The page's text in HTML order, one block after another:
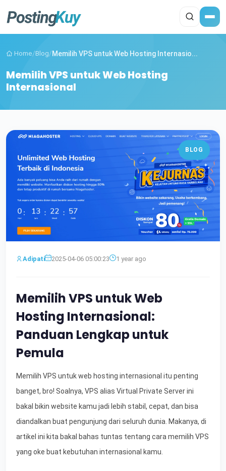
Home/Blog/Memilih VPS untuk Web Hosting Internasio...
Memilih VPS untuk Web Hosting
Internasional
BLOG
Adipati 2025-04-06 05:00:23 1 year ago
Memilih VPS untuk Web
Hosting Internasional:
Panduan Lengkap untuk
Pemula
Memilih VPS untuk web hosting internasional itu penting
banget, bro! Soalnya, VPS alias Virtual Private Server ini
bakal bikin website kamu jadi lebih stabil, cepat, dan bisa
diandalkan buat pengunjung dari seluruh dunia. Makanya, di
artikel ini kita bakal bahas tuntas tentang cara memilih VPS
yang oke buat kebutuhan internasional kamu.